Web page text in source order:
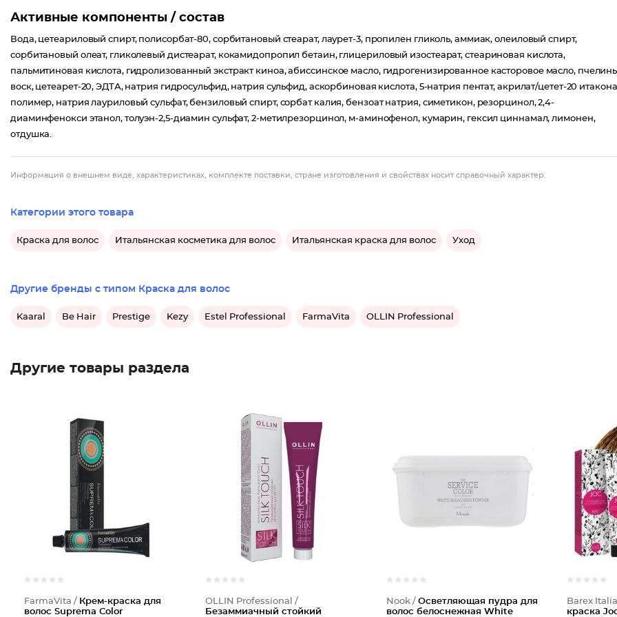
Активные компоненты / состав
Вода, цетеариловый спирт, полисорбат-80, сорбитановый стеарат, лаурет-3, пропилен гликоль, аммиак, олеиловый спирт,
сорбитановый олеат, гликолевый дистеарат, кокамидопропил бетаин, глицериловый изостеарат, стеариновая кислота,
пальмитиновая кислота, гидролизованный экстракт киноа, абиссинское масло, гидрогенизированное касторовое масло,
воск, цетеарет-20, ЭДТА, натрия гидросульфид, натрия сульфид, аскорбиновая кислота, 5-натрия пентат, акрилат/цетет-20
полимер, натрия лауриловый сульфат, бензиловый спирт, сорбат калия, бензоат натрия, симетикон, резорцинол, 2,4-
диаминфенокси этанол, толуэн-2,5-диамин сульфат, 2-метилрезорцинол, м-аминофенол, кумарин, гексил циннамал, лимонен,
отдушка.
Информация о внешнем виде, характеристиках, комплекте поставки, стране изготовления и свойствах носит справочный характер.
Категории этого товара
Краска для волос Итальянская косметика для волос Итальянская краска для волос Уход
Другие бренды с типом Краска для волос
Kaaral Be Hair Prestige Kezy Estel Professional FarmaVita OLLIN Professional
Другие товары раздела
FarmaVita / Крем-краска для
волос Suprema Color
OLLIN Professional /
Безаммиачный стойкий
Nook / Осветляющая пудра для
волос белоснежная White
Barex
краска